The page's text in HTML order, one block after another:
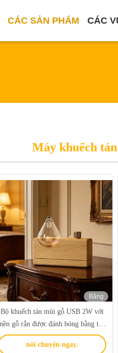
CÁC SẢN PHẨM CÁC
Máy khuếch
Băng
Bộ khuếch tán mùi gỗ USB 2W với
nền gỗ rắn được đánh bóng bằng tay
và công nghệ khuếch tán không khí
lạnh cho quà tặng thương hiệu
nói chuyện ngay.